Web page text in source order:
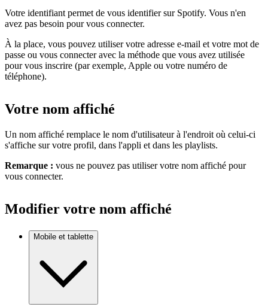
Votre identifiant permet de vous identifier sur Spotify. Vous n'en
avez pas besoin pour vous connecter.
À la place, vous pouvez utiliser votre adresse e-mail et votre mot de
passe ou vous connecter avec la méthode que vous avez utilisée
pour vous inscrire (par exemple, Apple ou votre numéro de
téléphone).
Votre nom affiché
Un nom affiché remplace le nom d'utilisateur à l'endroit où celui-ci
s'affiche sur votre profil, dans l'appli et dans les playlists.
Remarque : vous ne pouvez pas utiliser votre nom affiché pour
vous connecter.
Modifier votre nom affiché
Mobile et tablette